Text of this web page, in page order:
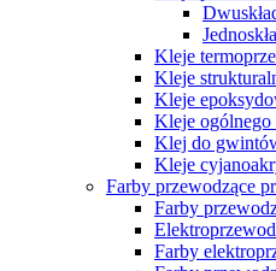
Kleje
Kleje
Kleje
Kleje ogólnego
Klej do
Kleje
Farby przewodzące
Farby
Farby